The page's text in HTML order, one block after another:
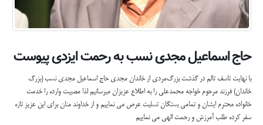
حاج اسماعیل مجدی نسب به رحمت ایزدی پیوست
با نهایت تاسف تالم در گذشت بزرگ‌مردی از خاندان مجدی حاج اسماعیل مجدی نسب (بزرگ
خاندان) فرزند مرحوم خواجه محمدعلی را به اطلاع عزیزان میرسانیم لذا مصیبت وارده را خدمت
خانواده محترم ایشان و تمامی بستگان تسلیت عرص می نماییم و از خداوند منان برای این عزیز تازه
سفر کرده طلب آمرزش و رحمت الهی می نماییم